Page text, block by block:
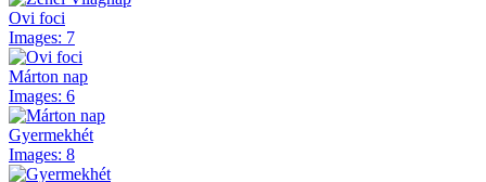
Ovi foci
Images: 7
Márton nap
Images: 6
Gyermekhét
Images: 8